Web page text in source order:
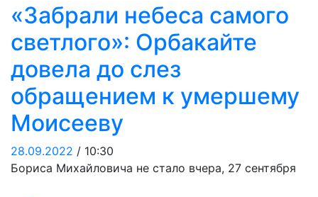
«Забрали небеса самого
светлого»: Орбакайте
довела до слез
обращением к умершему
Моисееву
28.09.2022 / 10:30
Бориса Михайловича не стало вчера, 27 сентября